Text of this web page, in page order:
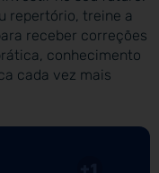
repertório, treine a
receber correções
conhecimento
cada vez mais